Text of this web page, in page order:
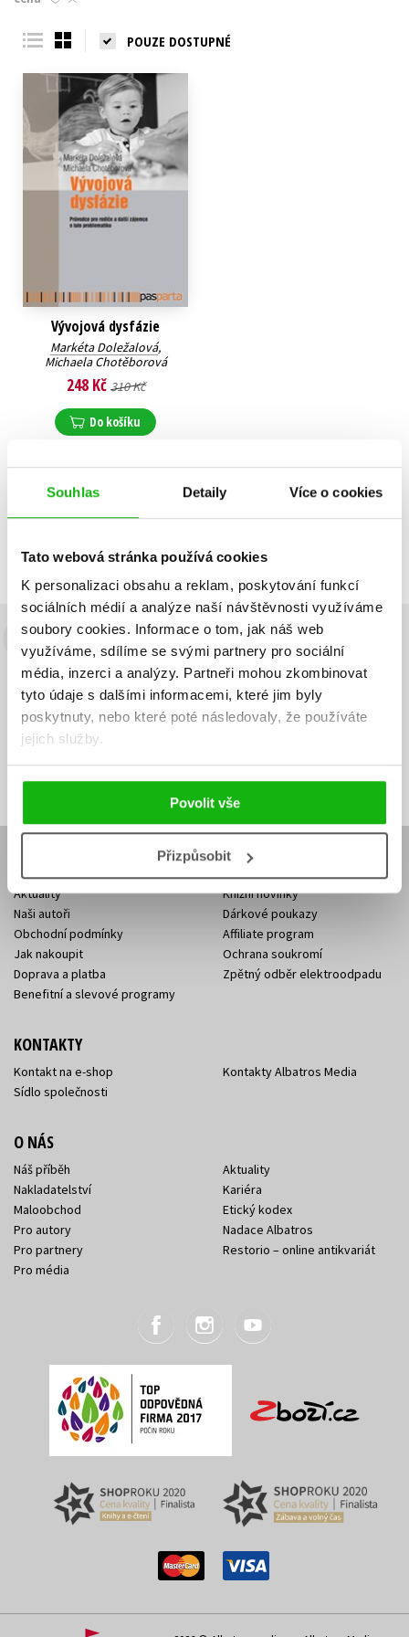
Souhlas Detaily Více o cookies
Tato webová stránka používá cookies
K personalizaci obsahu a reklam, poskytování funkcí
sociálních médií a analýze naší návštěvnosti využíváme
soubory cookies. Informace o tom, jak náš web
využíváme, sdílíme se svými partnery pro sociální
média, inzerci a analýzy. Partneři mohou zkombinovat
tyto údaje s dalšími informacemi, které jim byly
poskytnuty, nebo které poté následovaly, že používáte
jejich služby.
Povolit vše
Přizpůsobit
Young adult (SK)
POUZE DOSTUPNÉ
Vývojová dysfázie
Markéta Doležalová,
Michaela Chotěborová
248 Kč 310 Kč
Do košíku
Zobrazuji 1 až 1 z celkem 1 záznamů
Předchozí 1 Další
Budete to vědět jako první!
Zajímá Vás, jaký knižní hit právě vychází, na jaké zboží je výhodná
sleva, jaká běží soutěž o ceny? Přihlášením k odběru našich e-
mailových novineksouhlasíte se zpracováním osobních údajů.
mailová
adresa
mailová
adresa
Vaše e-mailová adresa Přihlásit se
Aktuality
Naši autoři
Obchodní podmínky
Jak nakoupit
Doprava a platba
Benefitní a slevové programy
Knižní novinky
Dárkové poukazy
Affiliate program
Ochrana soukromí
Zpětný odběr elektroodpadu
KONTAKTY
Kontakt na e-shop
Sídlo společnosti
Kontakty Albatros Media
O NÁS
Náš příběh
Nakladatelství
Maloobchod
Pro autory
Pro partnery
Pro média
Aktuality
Kariéra
Etický kodex
Nadace Albatros
Restorio – online antikvariát